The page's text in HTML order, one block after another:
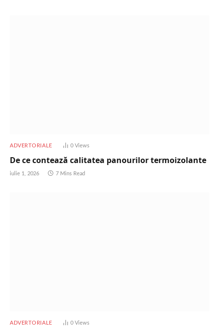
ADVERTORIALE 0 Views
De ce contează calitatea panourilor termoizolante
iulie 1, 2026 7 Mins Read
ADVERTORIALE 0 Views